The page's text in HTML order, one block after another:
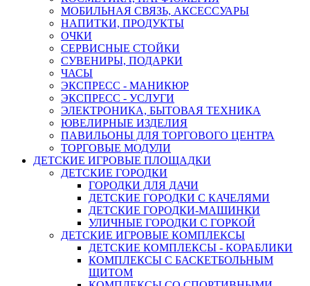
МОБИЛЬНАЯ СВЯЗЬ, АКСЕССУАРЫ
НАПИТКИ, ПРОДУКТЫ
ОЧКИ
СЕРВИСНЫЕ СТОЙКИ
СУВЕНИРЫ, ПОДАРКИ
ЧАСЫ
ЭКСПРЕСС - МАНИКЮР
ЭКСПРЕСС - УСЛУГИ
ЭЛЕКТРОНИКА, БЫТОВАЯ ТЕХНИКА
ЮВЕЛИРНЫЕ ИЗДЕЛИЯ
ПАВИЛЬОНЫ ДЛЯ ТОРГОВОГО ЦЕНТРА
ТОРГОВЫЕ МОДУЛИ
ДЕТСКИЕ ИГРОВЫЕ ПЛОЩАДКИ
ДЕТСКИЕ ГОРОДКИ
ГОРОДКИ ДЛЯ ДАЧИ
ДЕТСКИЕ ГОРОДКИ С КАЧЕЛЯМИ
ДЕТСКИЕ ГОРОДКИ-МАШИНКИ
УЛИЧНЫЕ ГОРОДКИ С ГОРКОЙ
ДЕТСКИЕ ИГРОВЫЕ КОМПЛЕКСЫ
ДЕТСКИЕ КОМПЛЕКСЫ - КОРАБЛИКИ
КОМПЛЕКСЫ С БАСКЕТБОЛЬНЫМ
ЩИТОМ